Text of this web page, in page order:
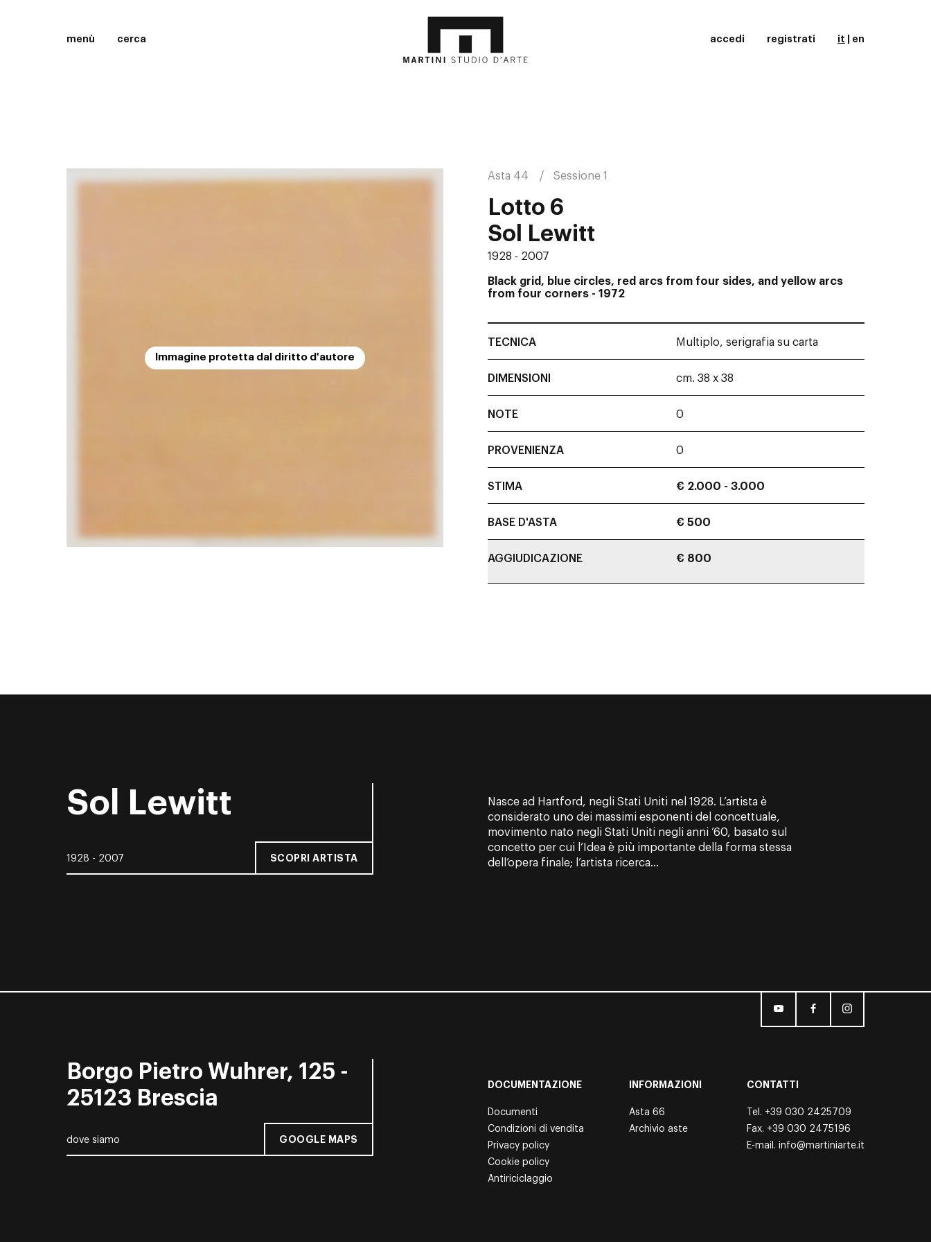
menù cerca accedi registrati it en
Immagine protetta dal diritto d'autore
Asta 44 Sessione 1
Lotto 6
Sol Lewitt
1928 - 2007
Black grid, blue circles, red arcs from four sides, and yellow arcs
from four corners - 1972
TECNICA Multiplo, serigrafia su carta
DIMENSIONI cm. 38 x 38
NOTE 0
PROVENIENZA 0
STIMA € 2.000 - 3.000
BASE D'ASTA € 500
AGGIUDICAZIONE € 800
Sol Lewitt
1928 - 2007 SCOPRI ARTISTA
Nasce ad Hartford, negli Stati Uniti nel 1928. L’artista è
considerato uno dei massimi esponenti del concettuale,
movimento nato negli Stati Uniti negli anni ’60, basato sul
concetto per cui l’Idea è più importante della forma stessa
dell’opera finale; l’artista ricerca...
Borgo Pietro Wuhrer, 125 -
25123 Brescia
dove siamo GOOGLE MAPS
DOCUMENTAZIONE
Documenti
Condizioni di vendita
Privacy policy
Cookie policy
Antiriciclaggio
INFORMAZIONI
Asta 66
Archivio aste
CONTATTI
Tel. +39 030 2425709
Fax. +39 030 2475196
E-mail. info@martiniarte.it